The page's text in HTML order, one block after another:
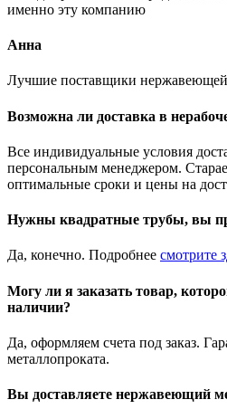
именно эту компанию
Анна
Лучшие поставщики нержавеющей
Возможна ли доставка в
Все индивидуальные условия
персональным менеджером.
оптимальные сроки и цены на
Нужны квадратные трубы, вы
Да, конечно. Подробнее смотрите
Могу ли я заказать товар,
наличии?
Да, оформляем счета под заказ.
металлопроката.
Вы доставляете нержавеющий